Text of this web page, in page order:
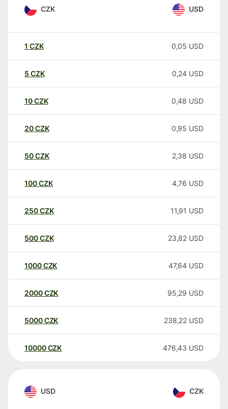
CZK USD
1 CZK 0,05 USD
5 CZK 0,24 USD
10CZK 0,48 USD
20CZK 0,95 USD
50CZK 2,38 USD
100CZK 4,76 USD
250CZK 11,91 USD
500CZK 23,82 USD
1000CZK 47,64 USD
2000CZK 95,29 USD
5000CZK 238,22 USD
10000 CZK 476,43 USD
USD CZK